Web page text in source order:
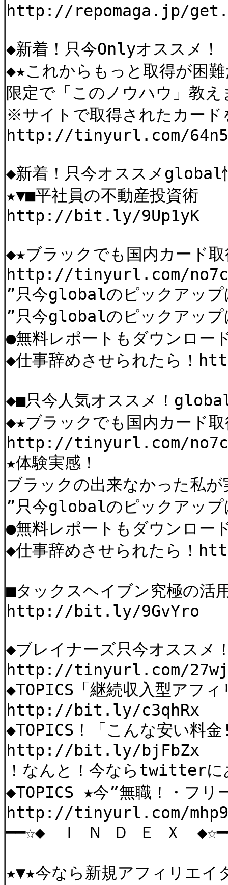
http://repomaga.jp/
◆新着！只今Onlyオススメ！
◆★これからもっと取得が困
限定で「このノウハウ」教え
※サイトで取得されたカー
http://tinyurl.com/
◆新着！只今オススメglobal
★▼■平社員の不動産投資術
http://bit.ly/9Up1yK
◆★ブラックでも国内カード
http://tinyurl.com/
”只今globalのピックア
”只今globalのピックア
●無料レポートもダウンロー
◆仕事辞めさせられたら
◆■只今人気オススメ！
◆★ブラックでも国内カード
http://tinyurl.com/
★体験実感！
ブラックの出来なかった私が
”只今globalのピックア
●無料レポートもダウンロー
◆仕事辞めさせられたら
■タックスヘイブン究極の活
http://bit.ly/9GvYro
◆ブレイナーズ只今オススメ
http://tinyurl.com/
◆TOPICS「継続収入型アフ
http://bit.ly/c3qhRx
◆TOPICS！「こんな安い料
http://bit.ly/bjFbZx
！なんと！今ならtwitterに
◆TOPICS ★今”無職！・フリ
http://tinyurl.com/
━━☆◆ Ｉ Ｎ Ｄ Ｅ Ｘ
★▼★今なら新規アフィリエイ